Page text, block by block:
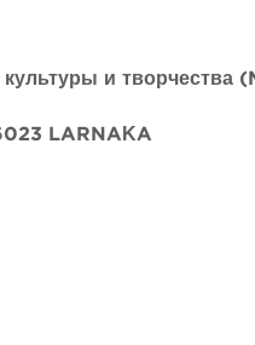
и творчества
LARNAΚA